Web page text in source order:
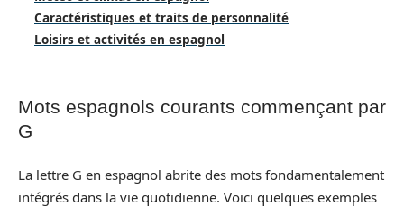
Caractéristiques et traits de personnalité
Loisirs et activités en espagnol
Mots espagnols courants commençant par
G
La lettre G en espagnol abrite des mots fondamentalement
intégrés dans la vie quotidienne. Voici quelques exemples